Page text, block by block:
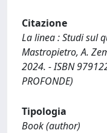
Citazione
La linea : Studi sul
Mastropietro, A.
2024. - ISBN
PROFONDE)
Tipologia
Book (author)